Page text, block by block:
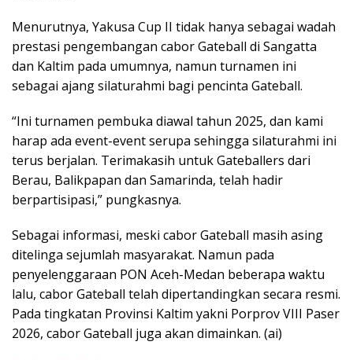
Menurutnya, Yakusa Cup II tidak hanya sebagai wadah
prestasi pengembangan cabor Gateball di Sangatta
dan Kaltim pada umumnya, namun turnamen ini
sebagai ajang silaturahmi bagi pencinta Gateball.
“Ini turnamen pembuka diawal tahun 2025, dan kami
harap ada event-event serupa sehingga silaturahmi ini
terus berjalan. Terimakasih untuk Gateballers dari
Berau, Balikpapan dan Samarinda, telah hadir
berpartisipasi,” pungkasnya.
Sebagai informasi, meski cabor Gateball masih asing
ditelinga sejumlah masyarakat. Namun pada
penyelenggaraan PON Aceh-Medan beberapa waktu
lalu, cabor Gateball telah dipertandingkan secara resmi.
Pada tingkatan Provinsi Kaltim yakni Porprov VIII Paser
2026, cabor Gateball juga akan dimainkan. (ai)